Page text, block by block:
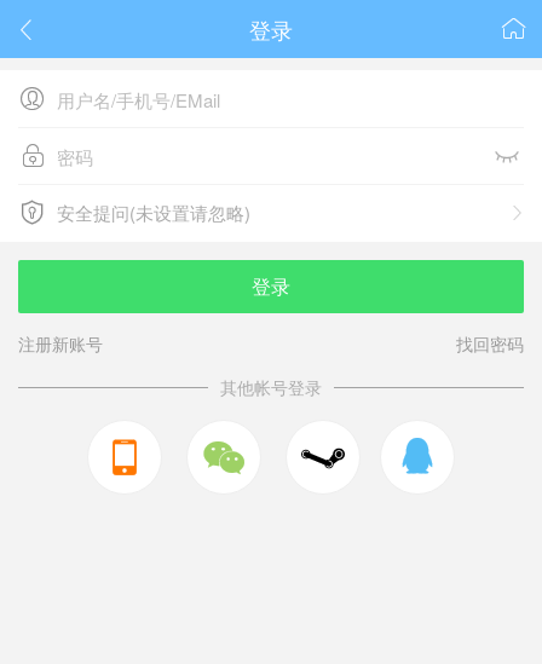
 
登录

 
 
安全提问(未设置请忽略)
安全提问(未设置请忽略)
登录
注册新账号
找回密码
其他帐号登录
  